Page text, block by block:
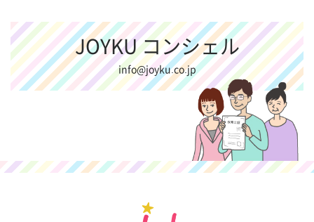
ー
シ
ョ
ン
JOYKU コンシェル
info@joyku.co.jp